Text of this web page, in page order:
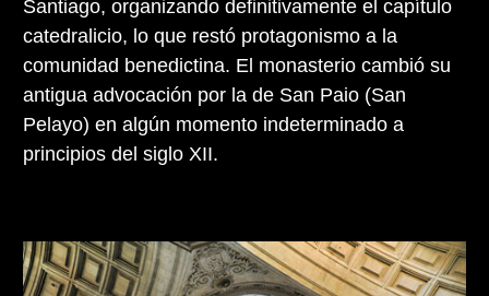
Santiago, organizando definitivamente el capítulo
catedralicio, lo que restó protagonismo a la
comunidad benedictina. El monasterio cambió su
antigua advocación por la de San Paio (San
Pelayo) en algún momento indeterminado a
principios del siglo XII.